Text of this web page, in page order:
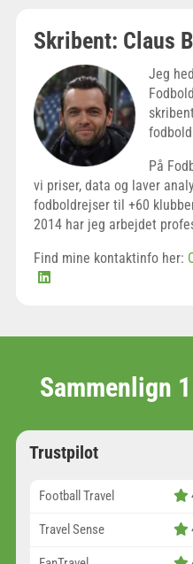
Skribent: Claus
Jeg
På
vi priser, data og laver
fodboldrejser til +60
2014 har jeg arbejdet
Find mine kontaktinfo her:
Sammenlign
Trustpilot
Football Travel
Travel Sense